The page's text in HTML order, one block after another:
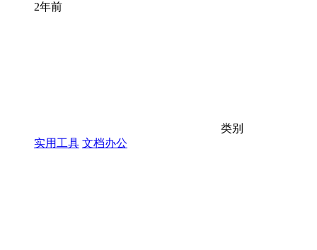
2年前
类别
实用工具 文档办公